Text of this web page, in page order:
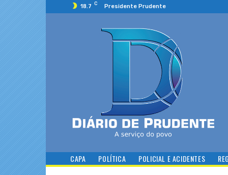
18.7 C Presidente Prudente
CAPA POLÍTICA POLICIAL E ACIDENTES